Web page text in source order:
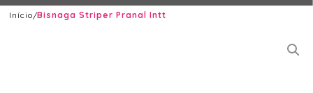
Início Bisnaga Striper Pranal Intt